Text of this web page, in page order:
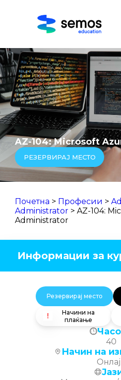
AZ-104: Microsoft
РЕЗЕРВИРАЈ МЕСТО
Почетна > Професии >
Administrator > AZ-104:
Administrator
Информации за
Резервирај место
Начини на
плаќање
40
Начин на